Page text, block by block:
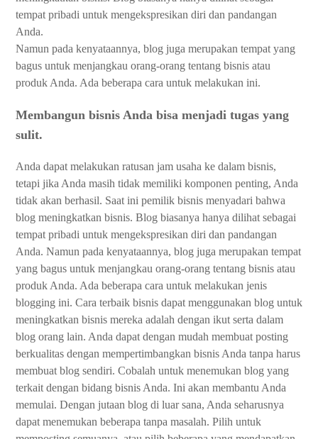
tempat pribadi untuk mengekspresikan diri dan pandangan
Anda.
Namun pada kenyataannya, blog juga merupakan tempat yang
bagus untuk menjangkau orang-orang tentang bisnis atau
produk Anda. Ada beberapa cara untuk melakukan ini.
Membangun bisnis Anda bisa menjadi tugas yang
sulit.
Anda dapat melakukan ratusan jam usaha ke dalam bisnis,
tetapi jika Anda masih tidak memiliki komponen penting, Anda
tidak akan berhasil. Saat ini pemilik bisnis menyadari bahwa
blog meningkatkan bisnis. Blog biasanya hanya dilihat sebagai
tempat pribadi untuk mengekspresikan diri dan pandangan
Anda. Namun pada kenyataannya, blog juga merupakan tempat
yang bagus untuk menjangkau orang-orang tentang bisnis atau
produk Anda. Ada beberapa cara untuk melakukan jenis
blogging ini. Cara terbaik bisnis dapat menggunakan blog untuk
meningkatkan bisnis mereka adalah dengan ikut serta dalam
blog orang lain. Anda dapat dengan mudah membuat posting
berkualitas dengan mempertimbangkan bisnis Anda tanpa harus
membuat blog sendiri. Cobalah untuk menemukan blog yang
terkait dengan bidang bisnis Anda. Ini akan membantu Anda
memulai. Dengan jutaan blog di luar sana, Anda seharusnya
dapat menemukan beberapa tanpa masalah. Pilih untuk